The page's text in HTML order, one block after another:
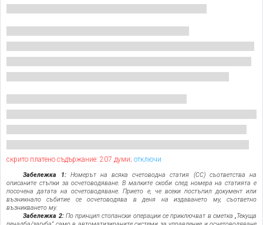
скрито платено съдържание: 207 думи; отключи
Забележка 1:Номерът на всяка счетоводна статия (СС) съответства на
описаните стъпки за осчетоводяване. В малките скоби след номера на статията е
посочена датата на осчетоводяване. Прието е, че всеки постъпил документ или
възникнало събитие се осчетоводява в деня на издаването му, съответно
възникването му.
Забележка 2: По принцип стопански операции се приключват в сметка „Текуща